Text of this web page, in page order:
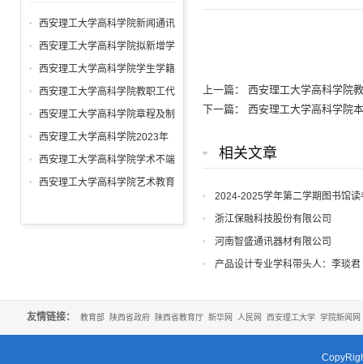
上一篇： 西安理工大学高科学院
下一篇： 西安理工大学高科学院
相关文章
2024-2025学年第二学期图书馆读
浙江保融科技股份有限公司
河南智盛通讯器材有限公司
产品设计专业学科带头人：李琰君
西安理工大学高科学院新闻通讯
员、舆情信息员、网络评论员管
理办法（修订稿）
西安理工大学高科学院拟新增学
位授权学科或专业学位授权点的
申报及论证材料
西安理工大学高科学院学生学籍
管理规定
西安理工大学高科学院教职工代
表大会实施办法
西安理工大学高科学院章程及制
定的各项规章制度
西安理工大学高科学院2023年
度信息公开报告
西安理工大学高科学院学术不端
行为查处细则
西安理工大学高科学院艺术教育
友情链接： 教育部 陕西省政府 陕西省教育厅 新华网 人民网 西安理工大学 学院新闻网